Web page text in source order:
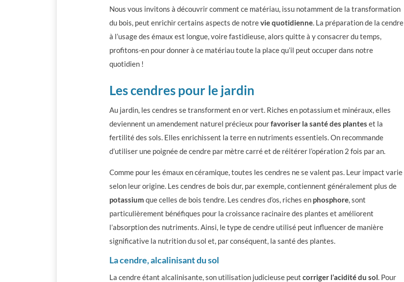
Nous vous invitons à découvrir comment ce matériau, issu notamment de la transformation
du bois, peut enrichir certains aspects de notrevie quotidienne. La préparation de la cendre
à l’usage des émaux est longue, voire fastidieuse, alors quitte à y consacrer du temps,
profitons-en pour donner à ce matériau toute la place qu’il peut occuper dans notre
quotidien !
Les cendres pour le jardin
Au jardin, les cendres se transforment en or vert. Riches en potassium et minéraux, elles
deviennent un amendement naturel précieux pourfavoriser la santé des plantes et la
fertilité des sols. Elles enrichissent la terre en nutriments essentiels.On recommande
d’utiliser une poignée de cendre par mètre carré et de réitérer l’opération 2 fois par an.
Comme pour les émaux en céramique, toutes les cendres ne se valent pas. Leur impact varie
selon leur origine. Les cendres de bois dur, par exemple, contiennent généralement plus de
potassium que celles de bois tendre. Les cendres d’os, riches en phosphore, sont
particulièrement bénéfiques pour la croissance racinaire des plantes et améliorent
l’absorption des nutriments. Ainsi, le type de cendre utilisé peut influencer de manière
significative la nutrition du sol et, par conséquent, la santé des plantes.
La cendre, alcalinisant du sol
La cendre étant alcalinisante,son utilisation judicieuse peutcorriger l’acidité du sol. Pour